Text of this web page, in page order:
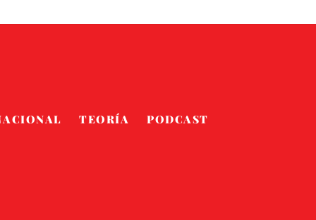
TEORÍA
PODCAST